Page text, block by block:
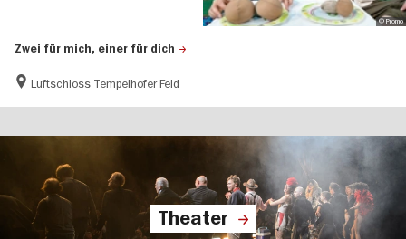
Zwei für mich, einer für dich
Luftschloss Tempelhofer Feld
© Promo
Theater